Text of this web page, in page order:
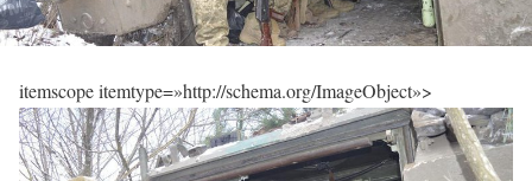
itemscope itemtype=»http://schema.org/ImageObject»>